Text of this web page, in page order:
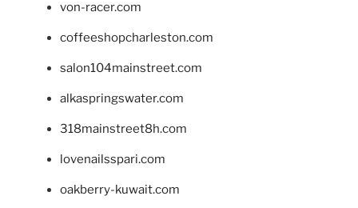
von-racer.com
coffeeshopcharleston.com
salon104mainstreet.com
alkaspringswater.com
318mainstreet8h.com
lovenailsspari.com
oakberry-kuwait.com